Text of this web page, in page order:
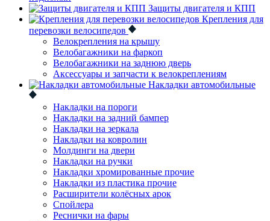
Защиты двигателя и КПП
Крепления для
перевозки велосипедов
Велокрепления на крышу
Велобагажники на фаркоп
Велобагажники на заднюю дверь
Аксессуары и запчасти к велокреплениям
Накладки автомобильные
Накладки на пороги
Накладки на задний бампер
Накладки на зеркала
Накладки на ковролин
Молдинги на двери
Накладки на ручки
Накладки хромированные прочие
Накладки из пластика прочие
Расширители колёсных арок
Спойлера
Реснички на фары